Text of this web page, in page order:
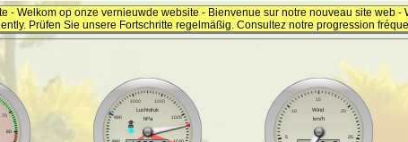
- Welkom op onze vernieuwde website - Bienvenue sur notre nouveau site web -
Prüfen Sie unsere Fortschritte regelmäßig. Consultez notre progression